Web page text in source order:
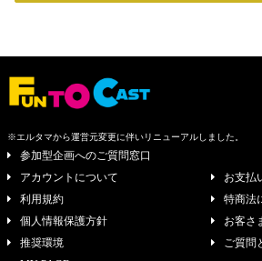
※エルタマから運営元変更に伴いリニューアルしました。
参加型企画へのご質問窓口
アカウントについて
お支払
利用規約
特商法
個人情報保護方針
お客さ
推奨環境
ご質問